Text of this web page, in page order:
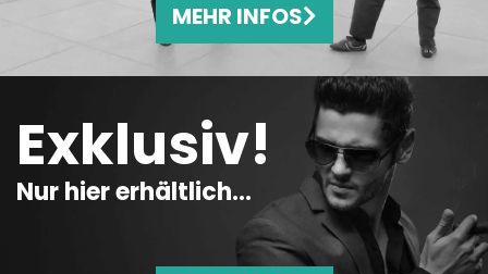
MEHR INFOS
Exklusiv!
Nur hier erhältlich…